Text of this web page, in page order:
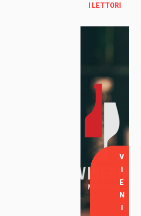
I LETTORI
Enoteca Online e al dettaglio
V
E
N